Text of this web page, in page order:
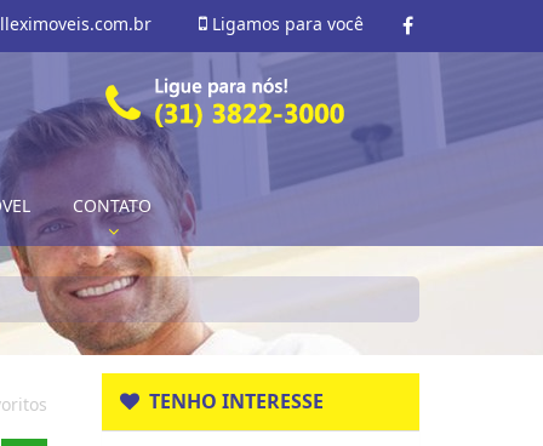
Ligamos para você
CONTATO
TENHO INTERESSE